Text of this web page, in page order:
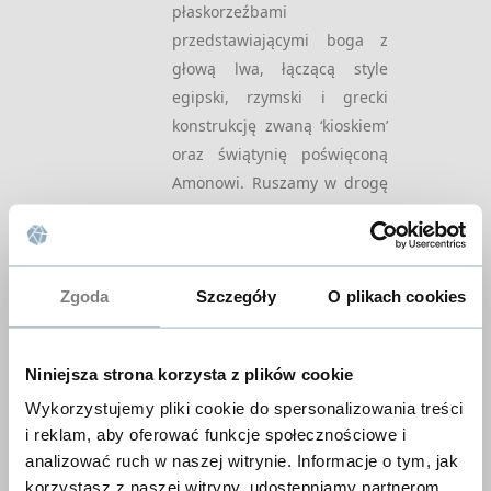
Zgoda Szczegóły O plikach cookies
Niniejsza strona korzysta z plików cookie
Wykorzystujemy pliki cookie do spersonalizowania treści
i reklam, aby oferować funkcje społecznościowe i
analizować ruch w naszej witrynie. Informacje o tym, jak
korzystasz z naszej witryny, udostępniamy partnerom
NEWSLETTER
— ZAPISZ SIĘ, ABY
OTRZYMYWAĆ
INFORMACJE
płaskorzeźbami
przedstawiającymi boga z
głową lwa, łączącą style
egipski, rzymski i grecki
konstrukcję zwaną ‘kioskiem’
oraz świątynię poświęconą
Amonowi. Ruszamy w drogę
powrotną do Chartumu.
(B/L)
DZIEŃ 10
ZWIEDZANIE
Muzeum Narodowe, w
którym znajdują się m.in.
uratowane przed zalaniem